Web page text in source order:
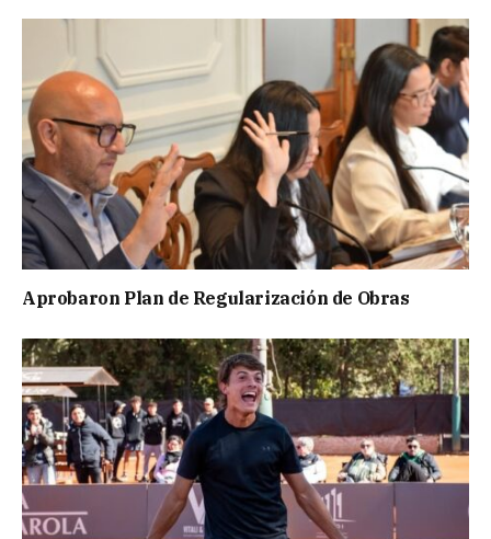
Aprobaron Plan de Regularización de Obras